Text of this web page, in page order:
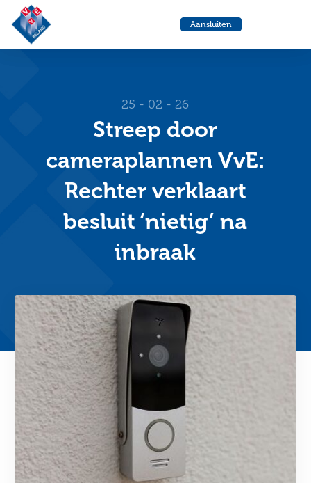
Aansluiten
25 - 02 - 26
Streep door
cameraplannen VvE:
Rechter verklaart
besluit ‘nietig’ na
inbraak